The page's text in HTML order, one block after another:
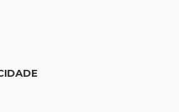
no Amazonas
no 0 a 0 pela 22ª